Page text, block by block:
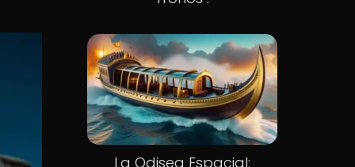
La Odisea Espacial: